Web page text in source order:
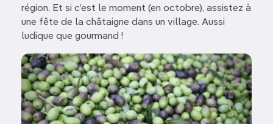
région. Et si c’est le moment (en octobre), assistez à
une fête de la châtaigne dans un village. Aussi
ludique que gourmand !
Image